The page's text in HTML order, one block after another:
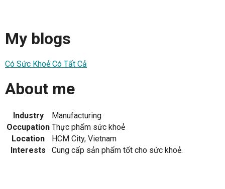
My blogs
Có Sức Khoẻ Có Tất Cả
About me
Industry
Manufacturing
Occupation Thực phẩm sức khoẻ
Location
HCM City, Vietnam
Interests
Cung cấp sản phẩm tốt cho sức khoẻ.